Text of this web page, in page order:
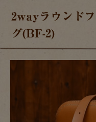
2wayラウンド
グ(BF-2)